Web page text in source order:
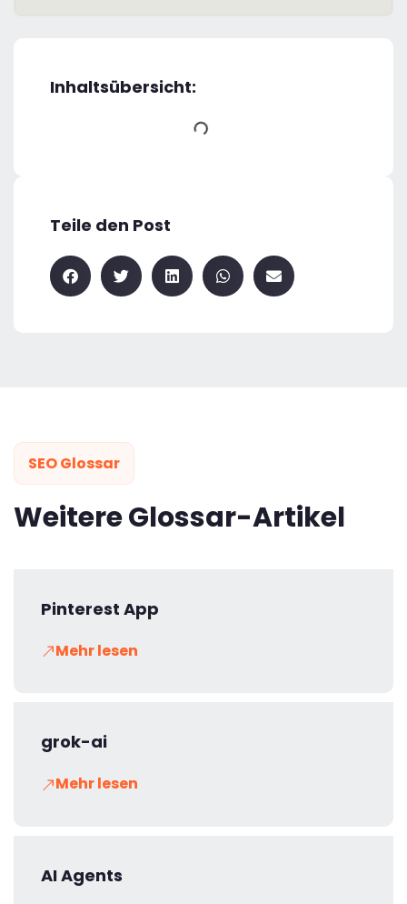
Inhaltsübersicht:
Teile den Post
SEO Glossar
Weitere Glossar-Artikel
Pinterest App
Mehr lesen
grok-ai
Mehr lesen
AI Agents